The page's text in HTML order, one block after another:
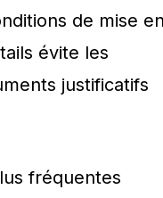
de mise
évite les
justificatifs
fréquentes